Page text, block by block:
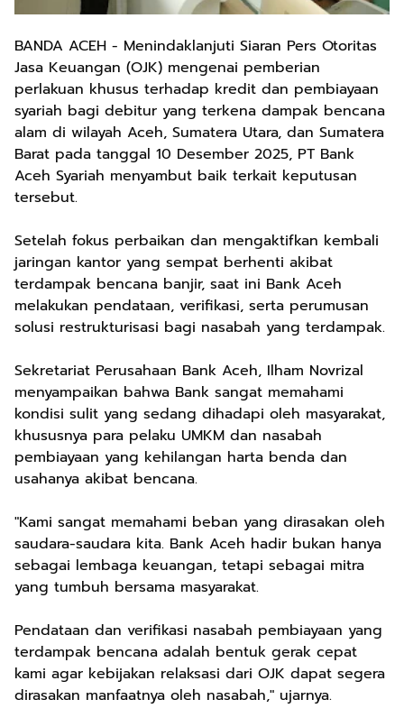
BANDA ACEH - Menindaklanjuti Siaran Pers Otoritas
Jasa Keuangan (OJK) mengenai pemberian
perlakuan khusus terhadap kredit dan pembiayaan
syariah bagi debitur yang terkena dampak bencana
alam di wilayah Aceh, Sumatera Utara, dan Sumatera
Barat pada tanggal 10 Desember 2025, PT Bank
Aceh Syariah menyambut baik terkait keputusan
tersebut.
Setelah fokus perbaikan dan mengaktifkan kembali
jaringan kantor yang sempat berhenti akibat
terdampak bencana banjir, saat ini Bank Aceh
melakukan pendataan, verifikasi, serta perumusan
solusi restrukturisasi bagi nasabah yang terdampak.
Sekretariat Perusahaan Bank Aceh, Ilham Novrizal
menyampaikan bahwa Bank sangat memahami
kondisi sulit yang sedang dihadapi oleh masyarakat,
khususnya para pelaku UMKM dan nasabah
pembiayaan yang kehilangan harta benda dan
usahanya akibat bencana.
"Kami sangat memahami beban yang dirasakan oleh
saudara-saudara kita. Bank Aceh hadir bukan hanya
sebagai lembaga keuangan, tetapi sebagai mitra
yang tumbuh bersama masyarakat.
Pendataan dan verifikasi nasabah pembiayaan yang
terdampak bencana adalah bentuk gerak cepat
kami agar kebijakan relaksasi dari OJK dapat segera
dirasakan manfaatnya oleh nasabah," ujarnya.